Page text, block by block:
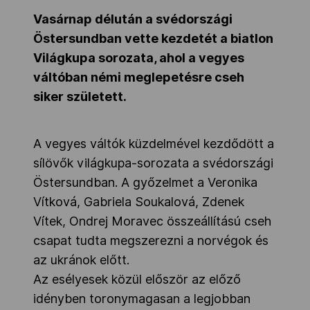
NOB
Társszervezetek
Adatbank
Vasárnap délután a svédországi
Östersundban vette kezdetét a biatlon
Világkupa sorozata, ahol a vegyes
váltóban némi meglepetésre cseh
siker született.
A vegyes váltók küzdelmével kezdődött a
sílövők világkupa-sorozata a svédországi
Östersundban. A győzelmet a Veronika
Vítková, Gabriela Soukalová, Zdenek
Vítek, Ondrej Moravec összeállítású cseh
csapat tudta megszerezni a norvégok és
az ukránok előtt.
Az esélyesek közül először az előző
idényben toronymagasan a legjobban